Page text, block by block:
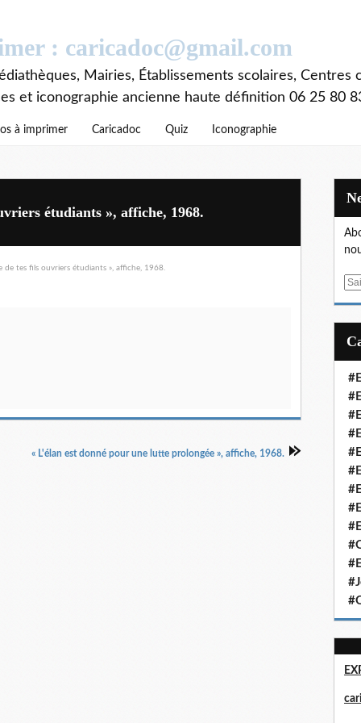
: caricadoc@gmail.com
Mairies, Établissements scolaires, Centres
et iconographie ancienne haute définition 06 25 80
à imprimer Caricadoc Quiz Iconographie
étudiants », affiche, 1968.
« L'élan est donné pour une lutte prolongée », affiche, 1968.
E